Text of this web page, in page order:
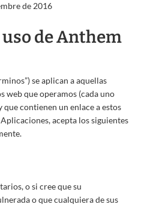
de 2016
de Anthem
se aplican a aquellas
web que operamos (cada uno
que contienen un enlace a estos
acepta los siguientes
o si cree que su
o que cualquiera de sus